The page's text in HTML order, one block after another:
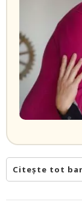
Citește tot